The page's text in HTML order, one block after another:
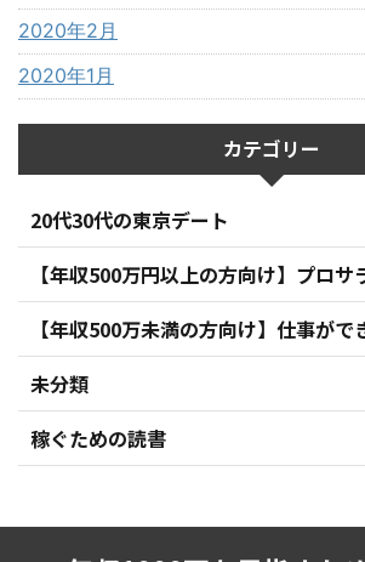
2020年2月
2020年1月
カテゴリー
20代30代の東京デート
【年収500万円以上の方向け】プロ
【年収500万未満の方向け】仕事がで
未分類
稼ぐための読書